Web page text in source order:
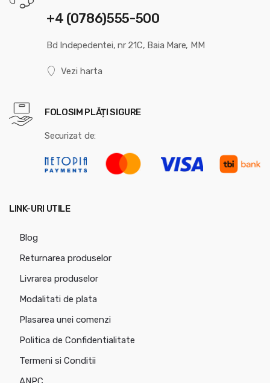
+4 (0786)555-500
Bd Indepedentei, nr 21C, Baia Mare, MM
Vezi harta
FOLOSIM PLĂȚI SIGURE
Securizat de:
LINK-URI UTILE
Blog
Returnarea produselor
Livrarea produselor
Modalitati de plata
Plasarea unei comenzi
Politica de Confidentialitate
Termeni si Conditii